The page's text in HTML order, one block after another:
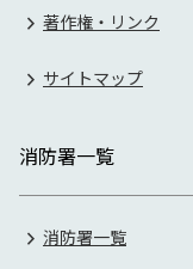
著作権・リンク
サイトマップ
消防署一覧
消防署一覧